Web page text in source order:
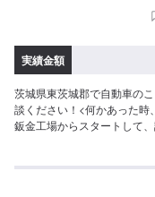
実績金額
茨城県東茨城郡で自動車の
談ください！<何かあった時
鈑金工場からスタートして
す。信頼と安心をお届けし